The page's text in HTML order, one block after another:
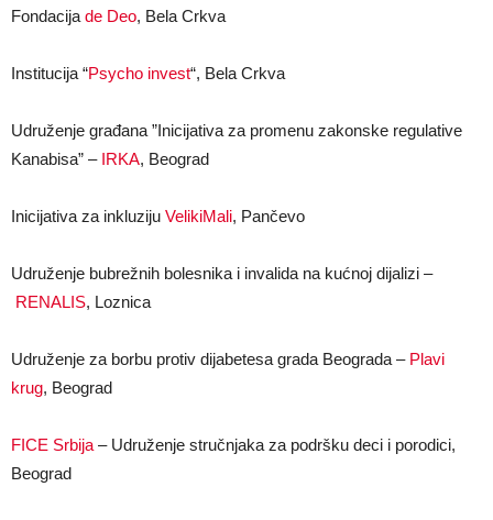
Fondacija de Deo, Bela Crkva
Institucija “Psycho invest“, Bela Crkva
Udruženje građana ”Inicijativa za promenu zakonske regulative
Kanabisa” – IRKA, Beograd
Inicijativa za inkluziju VelikiMali, Pančevo
Udruženje bubrežnih bolesnika i invalida na kućnoj dijalizi –
RENALIS, Loznica
Udruženje za borbu protiv dijabetesa grada Beograda – Plavi
krug, Beograd
FICE Srbija – Udruženje stručnjaka za podršku deci i porodici,
Beograd